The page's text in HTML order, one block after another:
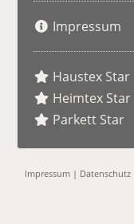
Impressum
Haustex Star
Heimtex Star
Parkett Star
Impressum | Datenschutz